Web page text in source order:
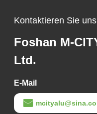
Kontaktieren Sie uns
Foshan M-
Ltd.
E-Mail